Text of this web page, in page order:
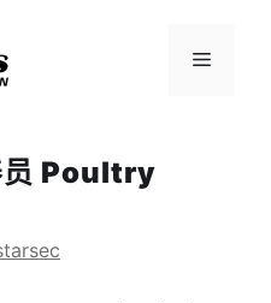
菜
员 Poultry